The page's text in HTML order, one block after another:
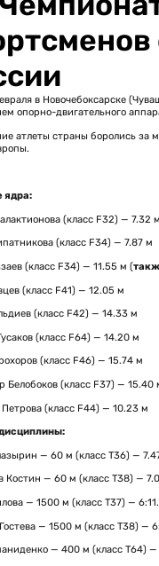
в Новочебоксарске
опорно-двигательного
атлеты страны боролись за
ядра:
(класс F32) — 7.32 м
(класс F34) — 7.87 м
(класс F34) — 11.55 м (
(класс F41) — 12.05 м
(класс F42) — 14.33 м
(класс F64) — 14.20 м
(класс F46) — 15.74 м
Белобоков (класс F37) — 15.40
(класс F44) — 10.23 м
— 60 м (класс Т36) —
Костин — 60 м (класс Т38) —
— 1500 м (класс Т37) —
— 1500 м (класс Т38) —
— 400 м (класс Т64) —